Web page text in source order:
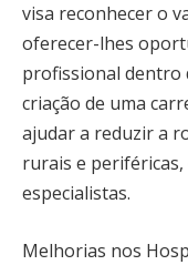
visa reconhecer o
oferecer-lhes
profissional dentro
criação de uma
ajudar a reduzir a
rurais e
especialistas.
Melhorias nos